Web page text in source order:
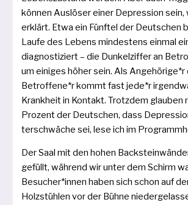
kön­nen Auslöser einer Depression sein,
erklärt. Etwa ein Fünftel der Deutschen
Laufe des Lebens min­des­tens ein­mal
dia­gnos­ti­ziert – die Dunkelziffer an
um eini­ges höher sein. Als
Betroffene*r kommt fast jede*r
Krankheit in Kontakt. Trotzdem glau­ben
Prozent der Deutschen, dass
terschwäche sei, lese ich im
Der Saal mit den hohen
gefüllt, wäh­rend wir unter dem Schirm
Besucher*innen haben sich schon auf
Holzstühlen vor der Bühne